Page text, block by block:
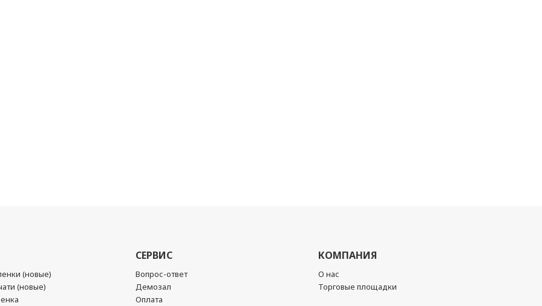
(новые)
(новые)
СЕРВИС
Вопрос-ответ
Демозал
Оплата
КОМПАНИЯ
О нас
Торговые площадки